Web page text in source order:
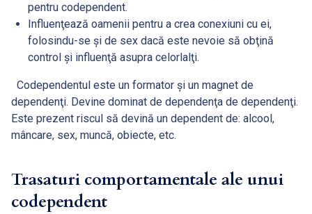
pentru codependent.
Influenţează oamenii pentru a crea conexiuni cu ei,
folosindu-se şi de sex dacă este nevoie să obţină
control şi influenţă asupra celorlalţi.
Codependentul este un formator şi un magnet de
dependenţi. Devine dominat de dependenţa de dependenţi.
Este prezent riscul să devină un dependent de: alcool,
mâncare, sex, muncă, obiecte, etc.
Trasaturi comportamentale ale unui
codependent